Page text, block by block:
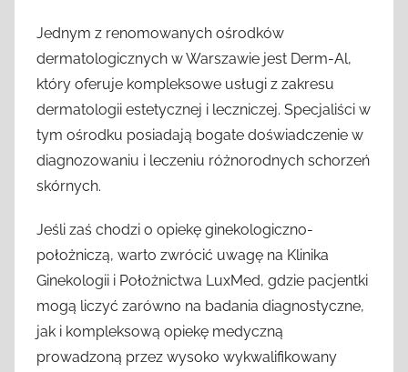
Jednym z renomowanych ośrodków
dermatologicznych w Warszawie jest Derm-Al,
który oferuje kompleksowe usługi z zakresu
dermatologii estetycznej i leczniczej. Specjaliści w
tym ośrodku posiadają bogate doświadczenie w
diagnozowaniu i leczeniu różnorodnych schorzeń
skórnych.
Jeśli zaś chodzi o opiekę ginekologiczno-
położniczą, warto zwrócić uwagę na Klinika
Ginekologii i Położnictwa LuxMed, gdzie pacjentki
mogą liczyć zarówno na badania diagnostyczne,
jak i kompleksową opiekę medyczną
prowadzoną przez wysoko wykwalifikowany